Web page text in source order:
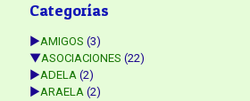
Categorías
►AMIGOS (3)
▼ASOCIACIONES (22)
►ADELA (2)
►ARAELA (2)